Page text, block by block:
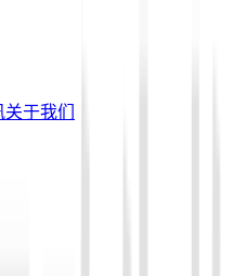
关于我们